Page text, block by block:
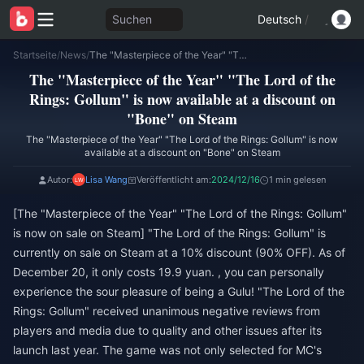
Suchen Deutsch /
Startseite/News/ The "Masterpiece of the Year" "The Lord of the Rings: Gollum" is now available at a discount on "Bone" on Steam
The "Masterpiece of the Year" "The Lord of the
Rings: Gollum" is now available at a discount on
"Bone" on Steam
The "Masterpiece of the Year" "The Lord of the Rings: Gollum" is now
available at a discount on "Bone" on Steam
Autor: Lisa Wang Veröffentlicht am:2024/12/16 1 min gelesen
[The "Masterpiece of the Year" "The Lord of the Rings: Gollum"
is now on sale on Steam] "The Lord of the Rings: Gollum" is
currently on sale on Steam at a 10% discount (90% OFF). As of
December 20, it only costs 19.9 yuan. , you can personally
experience the sour pleasure of being a Gulu! "The Lord of the
Rings: Gollum" received unanimous negative reviews from
players and media due to quality and other issues after its
launch last year. The game was not only selected for MC's